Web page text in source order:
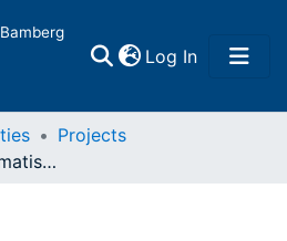
Log In(current)
Projects
Videobasierte automatische Schmerzerkennung auf Grundlage von Kombinations- und Zeitmerkmalen von Action Units (PainFaceReader2)